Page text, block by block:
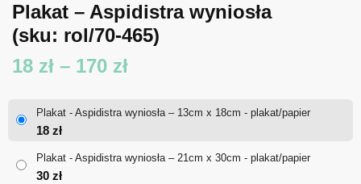
Plakat – Aspidistra wyniosła
(sku: rol/70-465)
18 zł – 170 złZakres
18 zł
Plakat - Aspidistra wyniosła – 13cm x 18cm - plakat/papier
18 zł
Plakat - Aspidistra wyniosła – 21cm x 30cm - plakat/papier
30 zł